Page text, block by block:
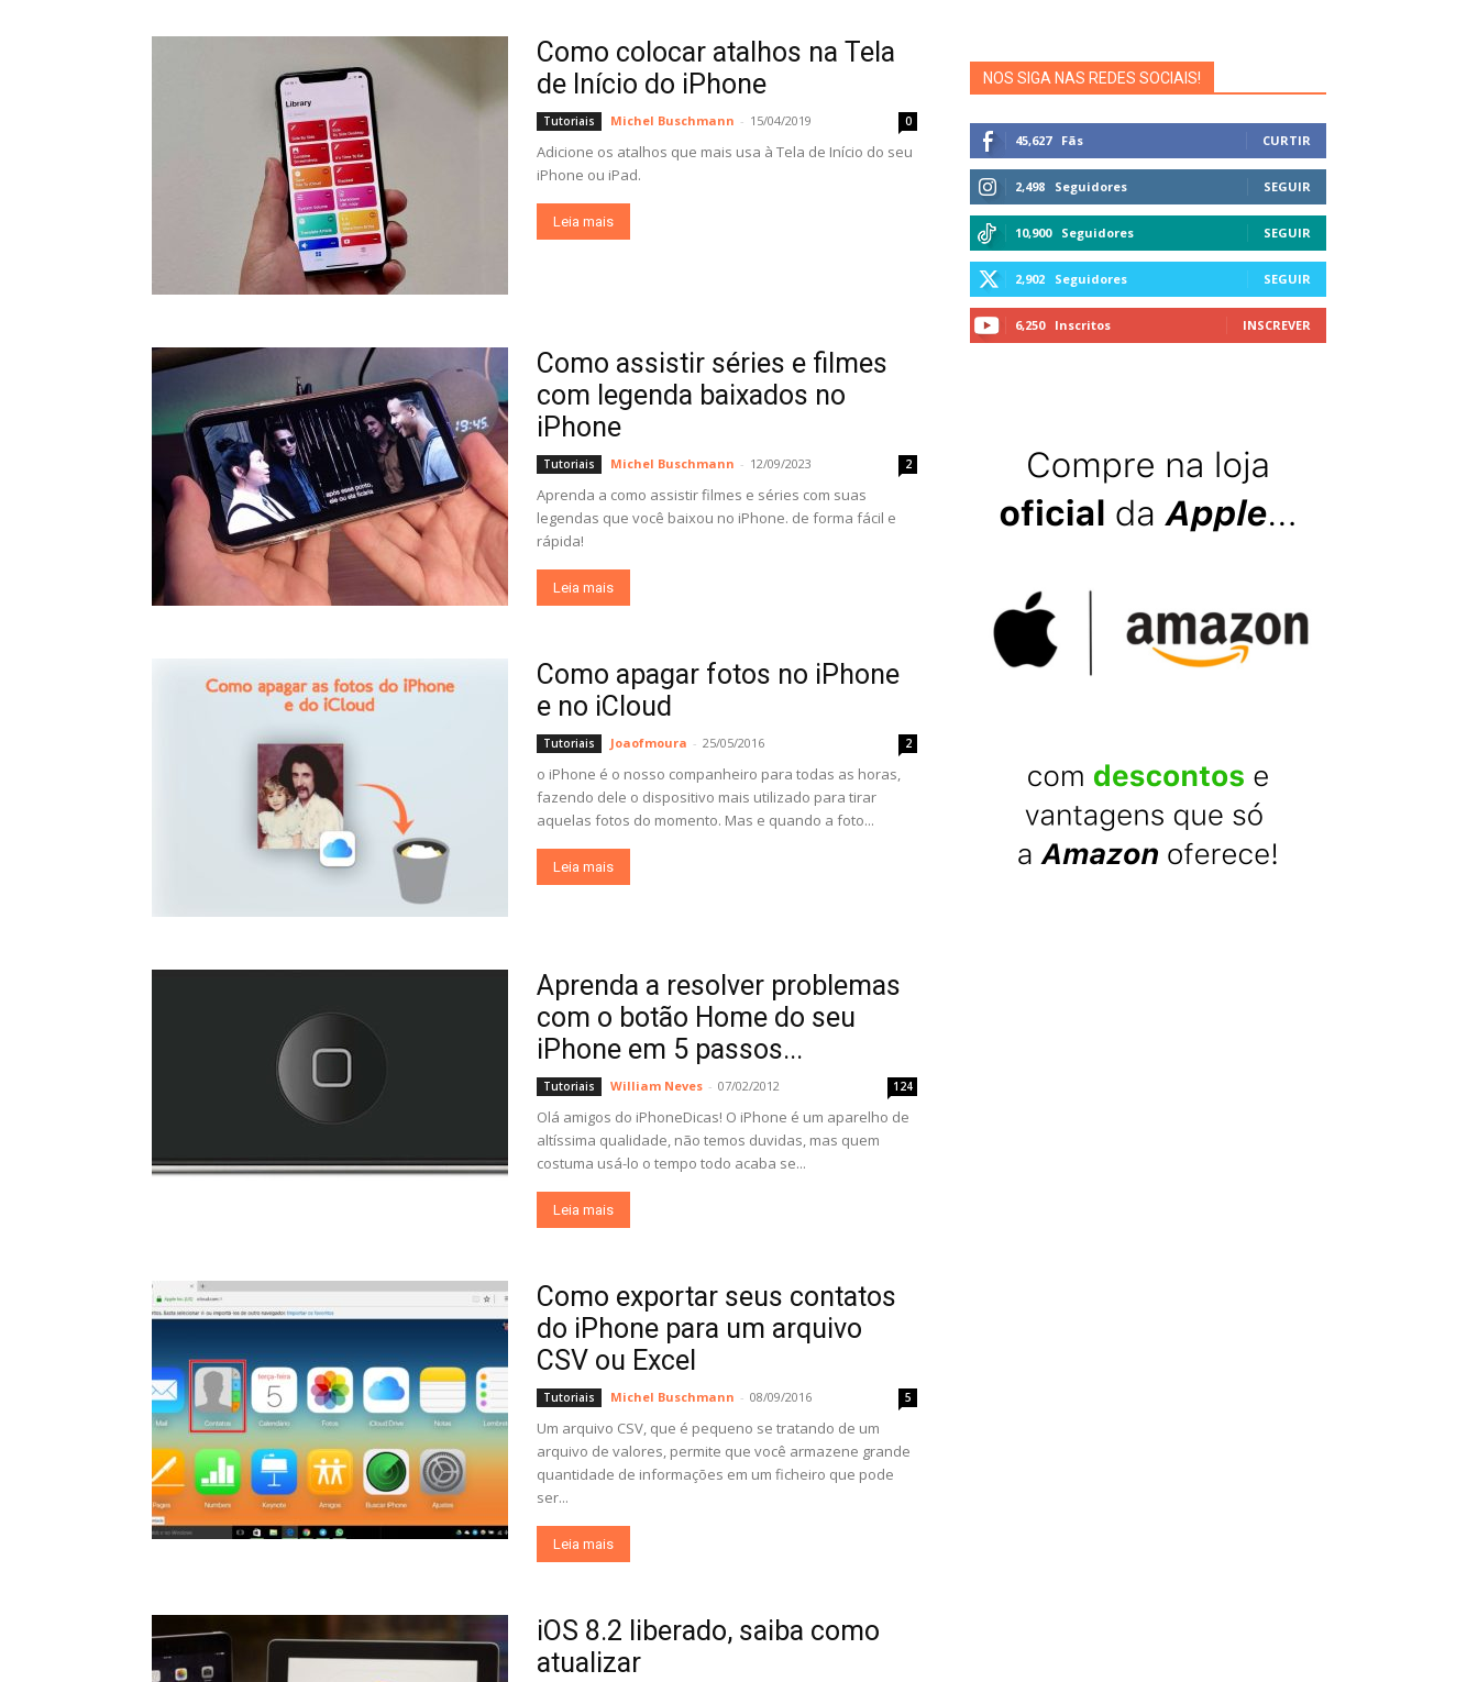
Como colocar atalhos na Tela
de Início do iPhone
Tutoriais Michel Buschmann - 15/04/2019 0
Adicione os atalhos que mais usa à Tela de Início do seu
iPhone ou iPad.
Leia mais
Como assistir séries e filmes
com legenda baixados no
iPhone
Tutoriais Michel Buschmann - 12/09/2023 2
Aprenda a como assistir filmes e séries com suas
legendas que você baixou no iPhone. de forma fácil e
rápida!
Leia mais
Como apagar fotos no iPhone
e no iCloud
Tutoriais Joaofmoura - 25/05/2016 2
o iPhone é o nosso companheiro para todas as horas,
fazendo dele o dispositivo mais utilizado para tirar
aquelas fotos do momento. Mas e quando a foto...
Leia mais
Aprenda a resolver problemas
com o botão Home do seu
iPhone em 5 passos...
Tutoriais William Neves - 07/02/2012 124
Olá amigos do iPhoneDicas! O iPhone é um aparelho de
altíssima qualidade, não temos duvidas, mas quem
costuma usá-lo o tempo todo acaba se...
Leia mais
Como exportar seus contatos
do iPhone para um arquivo
CSV ou Excel
Tutoriais Michel Buschmann - 08/09/2016 5
Um arquivo CSV, que é pequeno se tratando de um
arquivo de valores, permite que você armazene grande
quantidade de informações em um ficheiro que pode
ser...
Leia mais
iOS 8.2 liberado, saiba como
atualizar
NOS SIGA NAS REDES SOCIAIS!
45,627 Fãs CURTIR
2,498 Seguidores SEGUIR
10,900 Seguidores SEGUIR
2,902 Seguidores SEGUIR
6,250 Inscritos INSCREVER